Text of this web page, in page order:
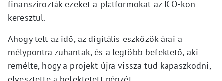
finanszírozták ezeket a platformokat az ICO-kon
keresztül.
Ahogy telt az idő, az digitális eszközök árai a
mélypontra zuhantak, és a legtöbb befektető, aki
remélte, hogy a projekt újra vissza tud kapaszkodni,